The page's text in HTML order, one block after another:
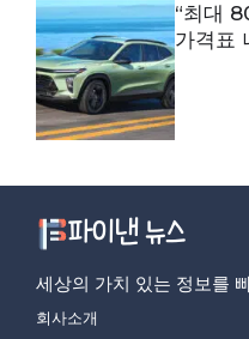
“최대
가격표
세상의 가치 있는 정보를
회사소개